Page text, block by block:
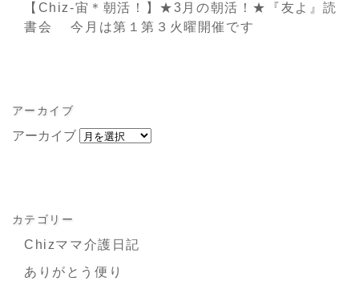
【Chiz-宙＊朝活！】★3月の朝活！★『友よ』読
書会 今月は第１第３火曜開催です
アーカイブ
アーカイブ
カテゴリー
Chizママ介護日記
ありがとう便り